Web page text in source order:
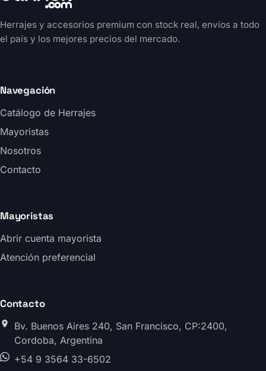
Herrajes y accesorios premium con stock real, envíos a todo
el país y los mejores precios del mercado.
Navegación
Catálogo de Herrajes
Mayoristas
Nosotros
Contacto
Mayoristas
Abrir cuenta mayorista
Atención preferencial
Contacto
Bv. Buenos Aires 240, San Francisco, CP:2400,
Cordoba, Argentina
+54 9 3564 33-6502